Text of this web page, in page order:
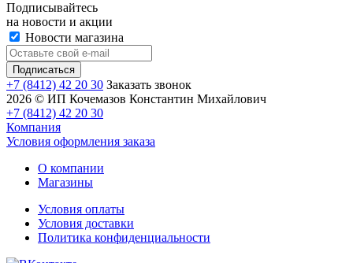
Подписывайтесь
на новости и акции
Новости магазина
+7 (8412) 42 20 30 Заказать звонок
2026 © ИП Кочемазов Константин Михайлович
+7 (8412) 42 20 30
Компания
Условия оформления заказа
О компании
Магазины
Условия оплаты
Условия доставки
Политика конфиденциальности